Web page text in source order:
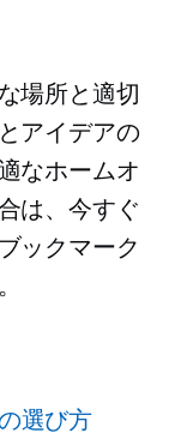
場所と適切
アイデアの
なホームオ
は、今すぐ
ックマーク
選び方